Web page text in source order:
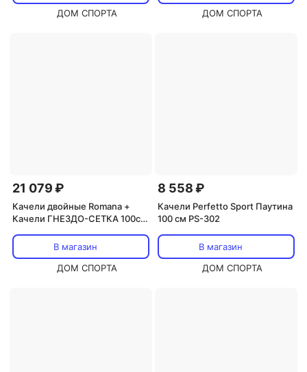
ДОМ СПОРТА
ДОМ СПОРТА
21 079 ₽
Качели двойные Romana +
Качели ГНЕЗДО-СЕТКА 100см
В магазин
ДОМ СПОРТА
8 558 ₽
Качели Perfetto Sport Паутина
100 см PS-302
В магазин
ДОМ СПОРТА